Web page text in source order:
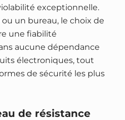
exceptionnelle.
un bureau, le choix de
une fiabilité
aucune dépendance
électroniques, tout
de sécurité les plus
de résistance